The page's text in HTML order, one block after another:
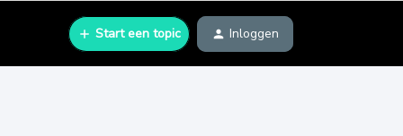
Start een topic Inloggen